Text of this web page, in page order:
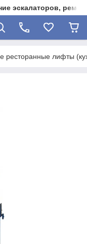
эскалаторов,
ресторанные лифты